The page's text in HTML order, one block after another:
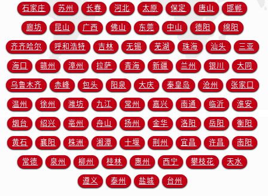
四川省泸州市江阳区治平路帝舵售后服务中心（需提前预约）
四川省眉山市东坡区三苏路帝舵售后服务中心（需提前预约）
四川省绵阳市涪城区翠花街帝舵售后服务中心（需提前预约）
四川省南充市高坪区江东大道帝舵售后服务中心（需提前预约）
四川省内江市东兴区汉安大道帝舵售后服务中心（需提前预约）
四川省攀枝花市东区三线大道北段帝舵售后服务中心（需提前预约）
四川省遂宁市船山区香林南路帝舵售后服务中心（需提前预约）
四川省雅安市雨城区熊猫大道帝舵售后服务中心（需提前预约）
四川省宜宾市翠屏区长翠路帝舵售后服务中心（需提前预约）
四川省资阳市雁江区滨江大道一段与和平南路帝舵售后服务中心（需提前预约）
石家庄 苏州 长春 河北 太原 保定 唐山 邯郸
廊坊 昆山 广西 佛山 东莞 中山 德阳 绵阳
齐齐哈尔 呼和浩特 吉林 无锡 芜湖 珠海 汕头 三亚
海口 赣州 漳州 拉萨 青海 新疆 兰州 银川 大同
乌鲁木齐 赤峰 包头 阳泉 大庆 秦皇岛 沧州 张家口
温州 徐州 潍坊 九江 常州 嘉兴 南通 临沂 淮安
烟台 绍兴 亳州 舟山 扬州 金华 洛阳 岳阳 衡阳
黄石 襄阳 株洲 湘潭 十堰 荆州 宜昌 许昌 南阳
常德 泉州 柳州 桂林 惠州 西宁 攀枝花 天水
遵义 泰州 盐城 台州